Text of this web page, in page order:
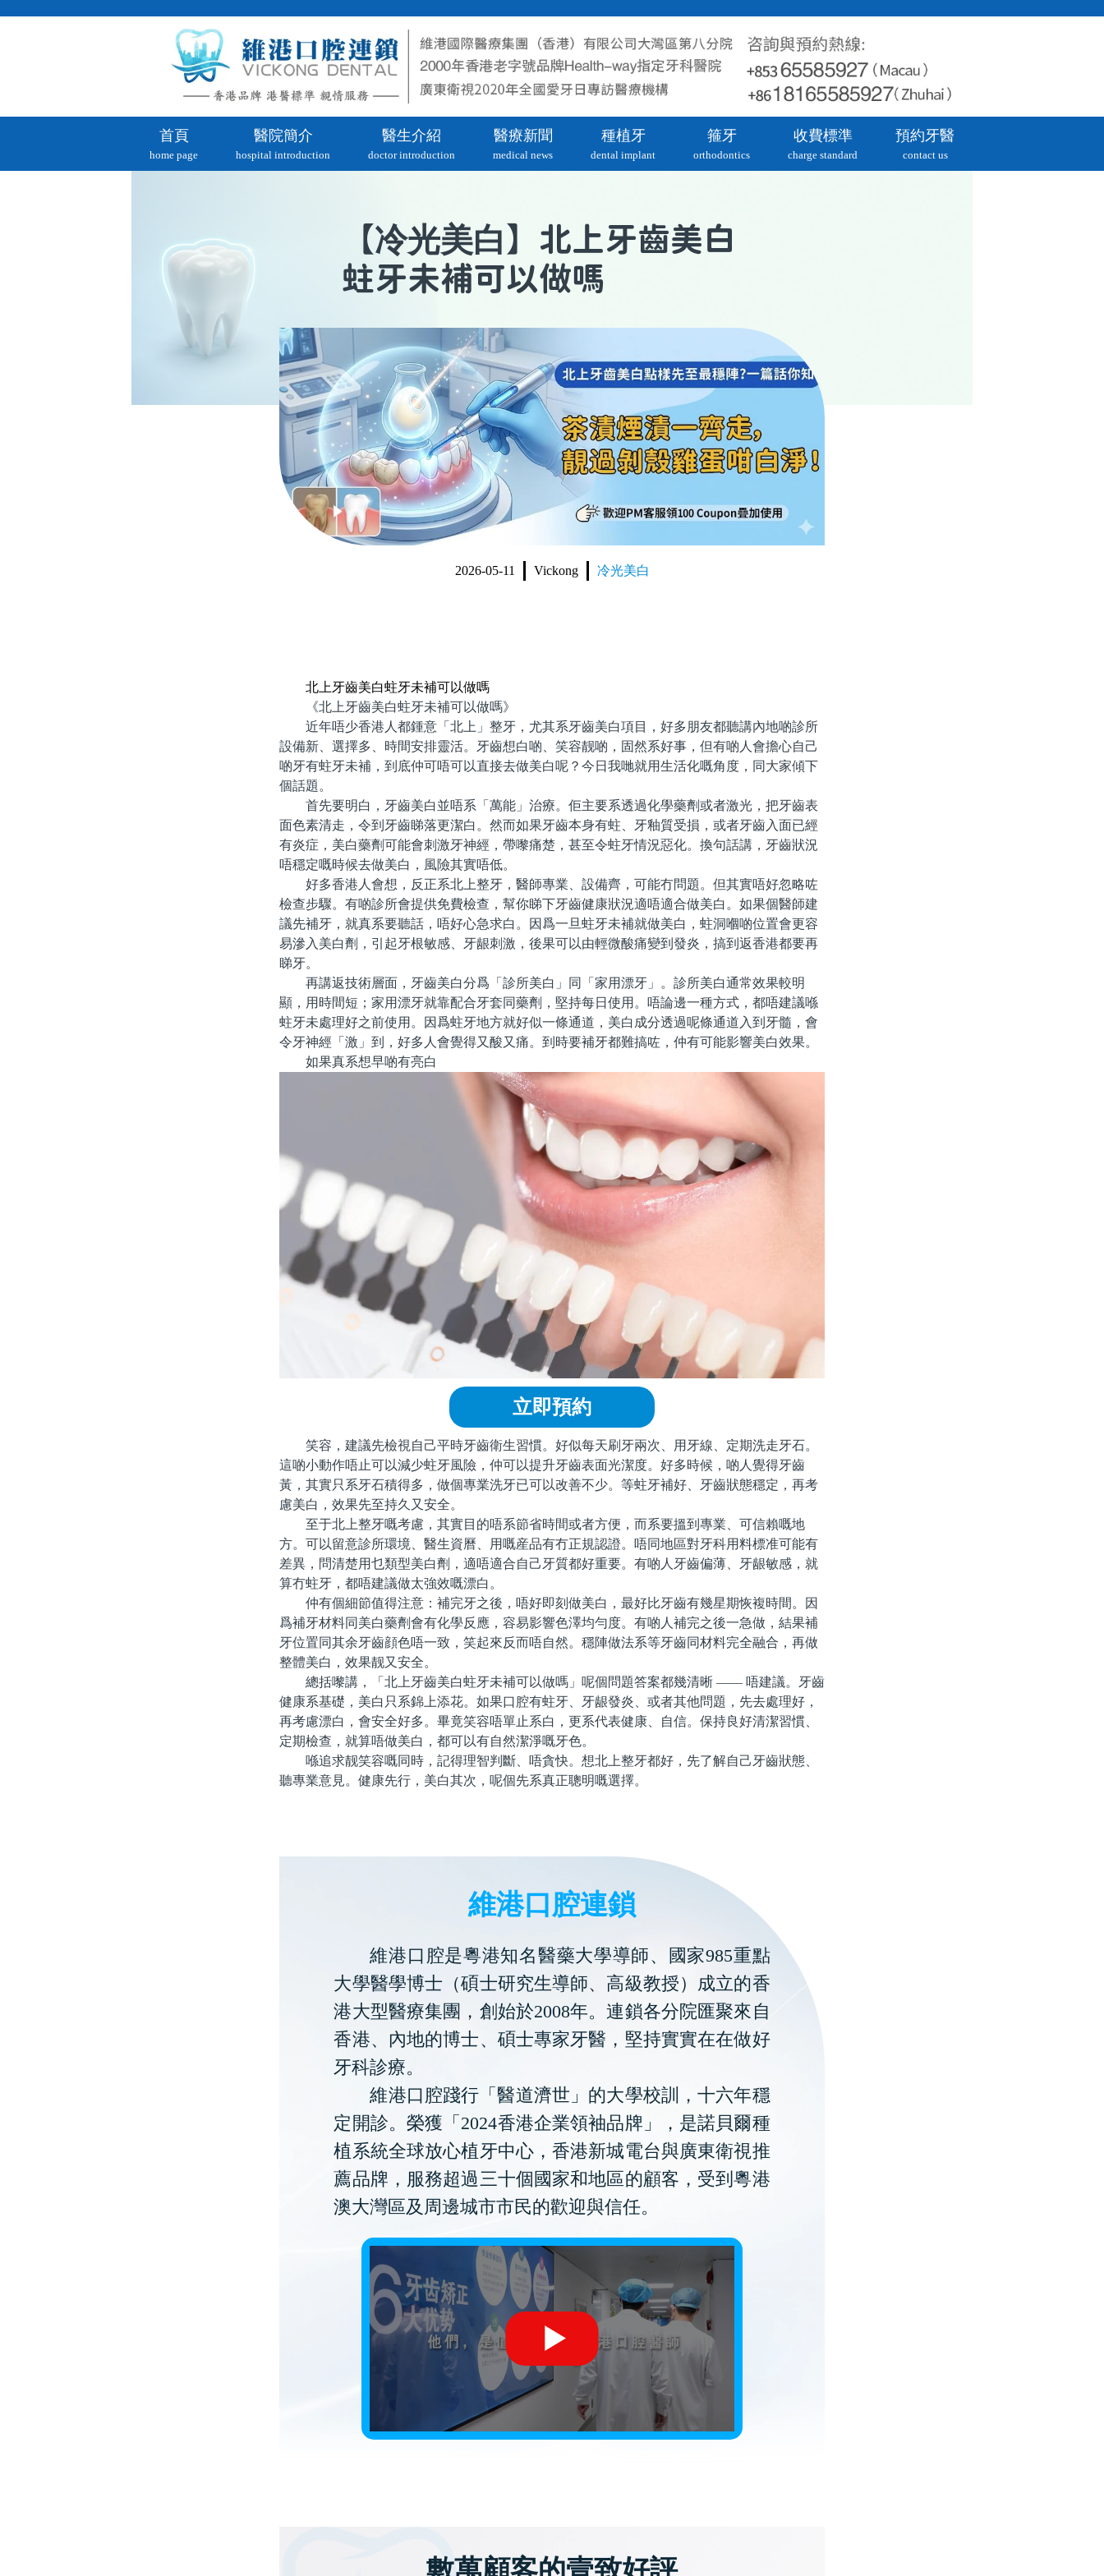
首頁
home page
醫院簡介
hospital introduction
醫生介紹
doctor introduction
醫療新聞
medical news
種植牙
dental implant
箍牙
orthodontics
收費標準
charge standard
預約牙醫
contact us
【冷光美白 】北上牙齒美白
蛀牙未補可以做嗎
2026-05-11 Vickong 冷光美白
北上牙齒美白蛀牙未補可以做嗎
《北上牙齒美白蛀牙未補可以做嗎》
近年唔少香港人都鍾意「北上」整牙，尤其系牙齒美白項目，好多朋友都聽講內地啲診所
設備新、選擇多、時間安排靈活。牙齒想白啲、笑容靓啲，固然系好事，但有啲人會擔心自己
啲牙有蛀牙未補，到底仲可唔可以直接去做美白呢？今日我哋就用生活化嘅角度，同大家傾下
個話題。
首先要明白，牙齒美白並唔系「萬能」治療。佢主要系透過化學藥劑或者激光，把牙齒表
面色素清走，令到牙齒睇落更潔白。然而如果牙齒本身有蛀、牙釉質受損，或者牙齒入面已經
有炎症，美白藥劑可能會刺激牙神經，帶嚟痛楚，甚至令蛀牙情況惡化。換句話講，牙齒狀況
唔穩定嘅時候去做美白，風險其實唔低。
好多香港人會想，反正系北上整牙，醫師專業、設備齊，可能冇問題。但其實唔好忽略咗
檢查步驟。有啲診所會提供免費檢查，幫你睇下牙齒健康狀況適唔適合做美白。如果個醫師建
議先補牙，就真系要聽話，唔好心急求白。因爲一旦蛀牙未補就做美白，蛀洞嗰啲位置會更容
易滲入美白劑，引起牙根敏感、牙龈刺激，後果可以由輕微酸痛變到發炎，搞到返香港都要再
睇牙。
再講返技術層面，牙齒美白分爲「診所美白」同「家用漂牙」。診所美白通常效果較明
顯，用時間短；家用漂牙就靠配合牙套同藥劑，堅持每日使用。唔論邊一種方式，都唔建議喺
蛀牙未處理好之前使用。因爲蛀牙地方就好似一條通道，美白成分透過呢條通道入到牙髓，會
令牙神經「激」到，好多人會覺得又酸又痛。到時要補牙都難搞咗，仲有可能影響美白效果。
如果真系想早啲有亮白
立即預約
笑容，建議先檢視自己平時牙齒衛生習慣。好似每天刷牙兩次、用牙線、定期洗走牙石。
這啲小動作唔止可以減少蛀牙風險，仲可以提升牙齒表面光潔度。好多時候，啲人覺得牙齒
黃，其實只系牙石積得多，做個專業洗牙已可以改善不少。等蛀牙補好、牙齒狀態穩定，再考
慮美白，效果先至持久又安全。
至于北上整牙嘅考慮，其實目的唔系節省時間或者方便，而系要搵到專業、可信賴嘅地
方。可以留意診所環境、醫生資曆、用嘅産品有冇正規認證。唔同地區對牙科用料標准可能有
差異，問清楚用乜類型美白劑，適唔適合自己牙質都好重要。有啲人牙齒偏薄、牙龈敏感，就
算冇蛀牙，都唔建議做太強效嘅漂白。
仲有個細節值得注意：補完牙之後，唔好即刻做美白，最好比牙齒有幾星期恢複時間。因
爲補牙材料同美白藥劑會有化學反應，容易影響色澤均勻度。有啲人補完之後一急做，結果補
牙位置同其余牙齒顔色唔一致，笑起來反而唔自然。穩陣做法系等牙齒同材料完全融合，再做
整體美白，效果靓又安全。
總括嚟講，「北上牙齒美白蛀牙未補可以做嗎」呢個問題答案都幾清晰 —— 唔建議。牙齒
健康系基礎，美白只系錦上添花。如果口腔有蛀牙、牙龈發炎、或者其他問題，先去處理好，
再考慮漂白，會安全好多。畢竟笑容唔單止系白，更系代表健康、自信。保持良好清潔習慣、
定期檢查，就算唔做美白，都可以有自然潔淨嘅牙色。
喺追求靓笑容嘅同時，記得理智判斷、唔貪快。想北上整牙都好，先了解自己牙齒狀態、
聽專業意見。健康先行，美白其次，呢個先系真正聰明嘅選擇。
維港口腔連鎖
維港口腔是粵港知名醫藥大學導師、國家985重點
大學醫學博士（碩士研究生導師、高級教授）成立的香
港大型醫療集團，創始於2008年。連鎖各分院匯聚來自
香港、內地的博士、碩士專家牙醫，堅持實實在在做好
牙科診療。
維港口腔踐行「醫道濟世」的大學校訓，十六年穩
定開診。榮獲「2024香港企業領袖品牌」，是諾貝爾種
植系統全球放心植牙中心，香港新城電台與廣東衛視推
薦品牌，服務超過三十個國家和地區的顧客，受到粵港
澳大灣區及周邊城市市民的歡迎與信任。
數萬顧客的壹致好評